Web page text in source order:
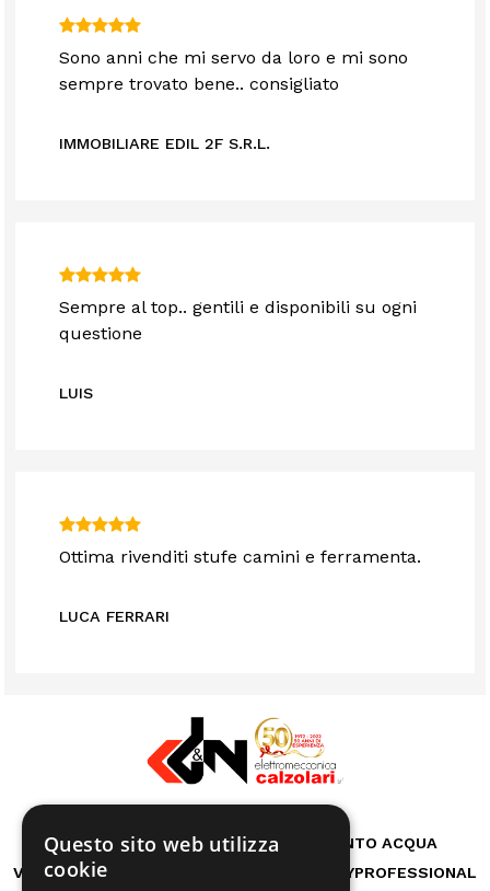
Sono anni che mi servo da loro e mi sono
sempre trovato bene.. consigliato
IMMOBILIARE EDIL 2F S.R.L.
Sempre al top.. gentili e disponibili su ogni
questione
LUIS
Ottima rivenditi stufe camini e ferramenta.
LUCA FERRARI
RICAMBI CASA AUTO E BICITRATTAMENTO ACQUA
VITA ALL'APERTO
HOBBYPROFESSIONAL
Questo sito web utilizza
cookie